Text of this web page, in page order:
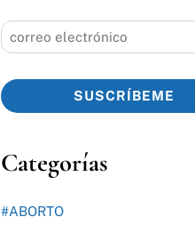
correo
electrónico
SUSCRÍBEME
Categorías
#ABORTO